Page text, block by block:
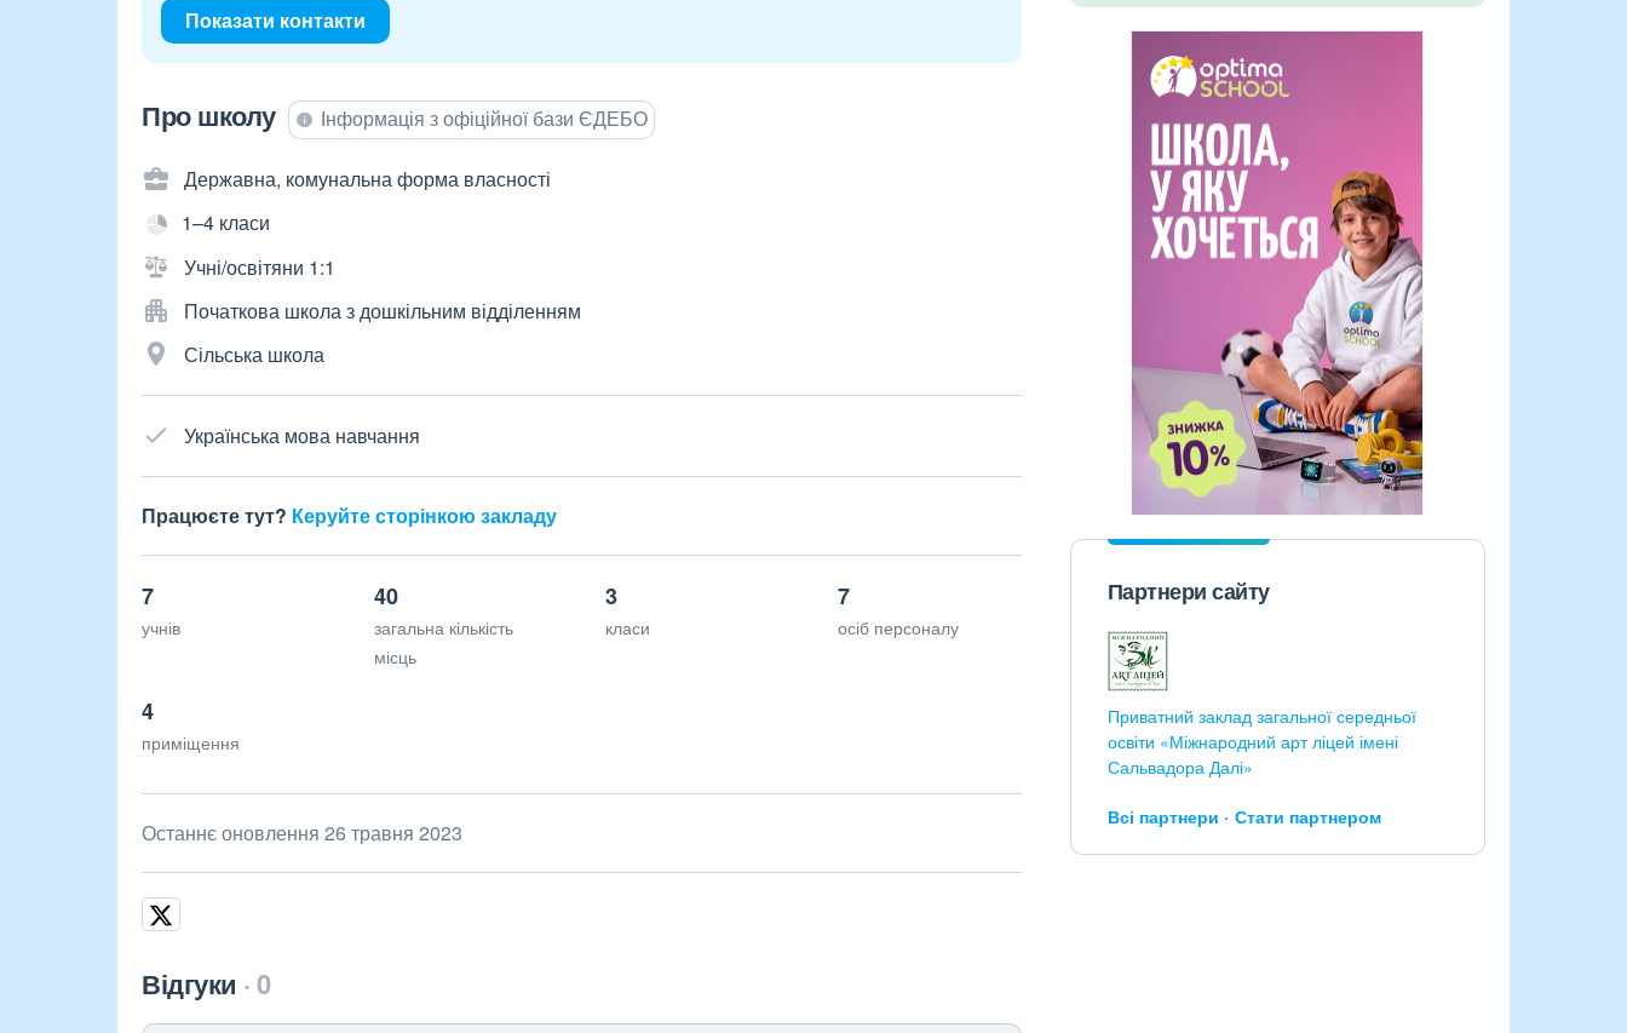
Показати контакти
Про школу Інформація з офіційної бази ЄДЕБО
Державна, комунальна форма власності
1–4 класи
Учні/освітяни 1:1
Початкова школа з дошкільним відділенням
Сільська школа
Українська мова навчання
Працюєте тут? Керуйте сторінкою закладу
7
учнів
40
загальна кількість
місць
3
класи
7
осіб персоналу
4
приміщення
Останнє оновлення 26 травня 2023
Відгуки 0
Партнери сайту
Приватний заклад загальної середньої
освіти «Міжнародний арт ліцей імені
Сальвадора Далі»
Всі партнери Стати партнером